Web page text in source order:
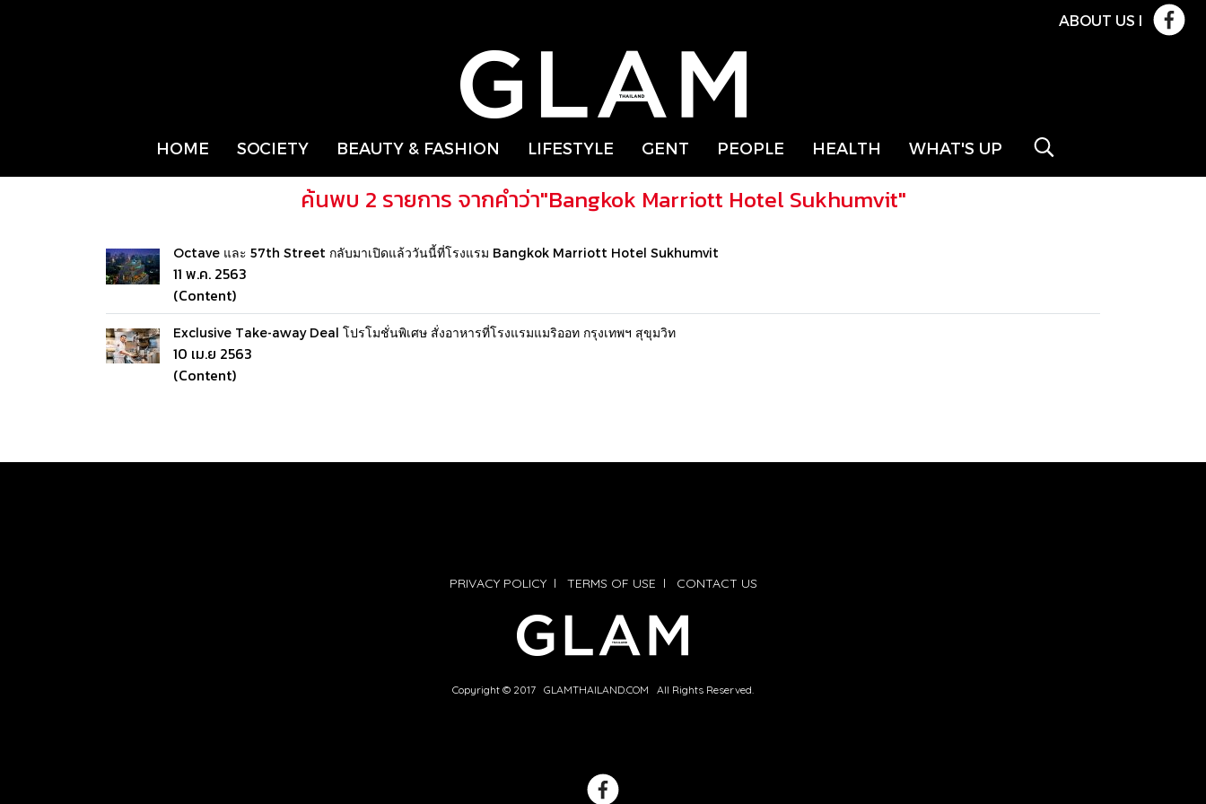
ABOUT US l
HOME SOCIETY BEAUTY & FASHION LIFESTYLE GENT PEOPLE HEALTH WHAT'S UP
ค้นพบ 2 รายการ จากคำว่า"Bangkok Marriott Hotel Sukhumvit"
Octave และ 57th Street กลับมาเปิดแล้ววันนี้ที่โรงแรม Bangkok Marriott Hotel Sukhumvit
11 พ.ค. 2563
(Content)
Exclusive Take-away Deal โปรโมชั่นพิเศษ สั่งอาหารที่โรงแรมแมริออท กรุงเทพฯ สุขุมวิท
10 เม.ย 2563
(Content)
PRIVACY POLICYl TERMS OF USE l CONTACT US
Copyright © 2017 GLAMTHAILAND.COM All Rights Reserved.